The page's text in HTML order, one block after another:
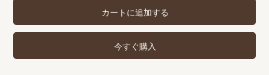
カートに追加する
今すぐ購入